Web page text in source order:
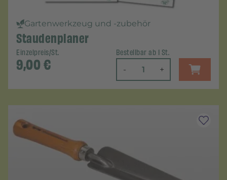
Gartenwerkzeug und -zubehör
Staudenplaner
Einzelpreis/St.
9,00€
Bestellbar ab 1 St.
- +